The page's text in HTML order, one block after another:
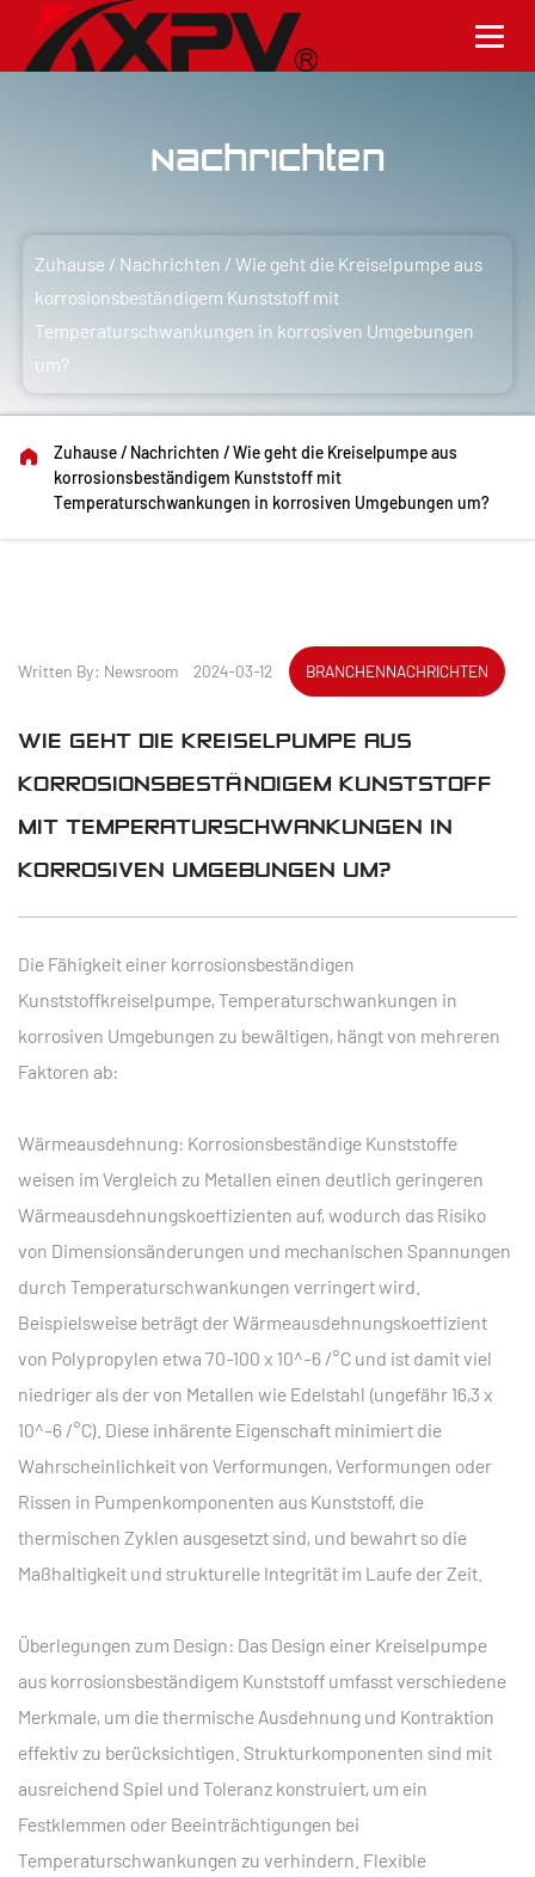
Nachrichten
Zuhause / Nachrichten /Wie geht die Kreiselpumpe aus
korrosionsbeständigem Kunststoff mit
Temperaturschwankungen in korrosiven Umgebungen
um?
Zuhause/ Nachrichten /Wie geht die Kreiselpumpe aus
korrosionsbeständigem Kunststoff mit
Temperaturschwankungen in korrosiven Umgebungen um?
Written By: Newsroom 2024-03-12 BRANCHENNACHRICHTEN
WIE GEHT DIE KREISELPUMPE AUS
KORROSIONSBESTÄNDIGEM KUNSTSTOFF
MIT TEMPERATURSCHWANKUNGEN IN
KORROSIVEN UMGEBUNGEN UM?
Die Fähigkeit einer korrosionsbeständigen
Kunststoffkreiselpumpe, Temperaturschwankungen in
korrosiven Umgebungen zu bewältigen, hängt von mehreren
Faktoren ab:
Wärmeausdehnung: Korrosionsbeständige Kunststoffe
weisen im Vergleich zu Metallen einen deutlich geringeren
Wärmeausdehnungskoeffizienten auf, wodurch das Risiko
von Dimensionsänderungen und mechanischen Spannungen
durch Temperaturschwankungen verringert wird.
Beispielsweise beträgt der Wärmeausdehnungskoeffizient
von Polypropylen etwa 70-100 x 10^-6 /°C und ist damit viel
niedriger als der von Metallen wie Edelstahl (ungefähr 16,3 x
10^-6 /°C). Diese inhärente Eigenschaft minimiert die
Wahrscheinlichkeit von Verformungen, Verformungen oder
Rissen in Pumpenkomponenten aus Kunststoff, die
thermischen Zyklen ausgesetzt sind, und bewahrt so die
Maßhaltigkeit und strukturelle Integrität im Laufe der Zeit.
Überlegungen zum Design: Das Design einer Kreiselpumpe
aus korrosionsbeständigem Kunststoff umfasst verschiedene
Merkmale, um die thermische Ausdehnung und Kontraktion
effektiv zu berücksichtigen. Strukturkomponenten sind mit
ausreichend Spiel und Toleranz konstruiert, um ein
Festklemmen oder Beeinträchtigungen bei
Temperaturschwankungen zu verhindern. Flexible